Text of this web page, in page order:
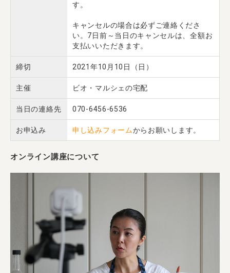
す。
キャンセルの場合は必ずご連絡くださ
い。7日前～当日のキャンセルは、全額お
支払いいただきます。
締切 2021年10月10日（日）
主催 ビオ・マルシェの宅配
当日の連絡先 070-6456-6536
お申込み 申し込みフォームからお願いします。
オンライン講座について